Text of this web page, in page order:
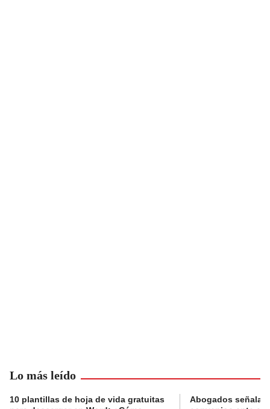
Lo más leído
10 plantillas de hoja de vida gratuitas
Abogados